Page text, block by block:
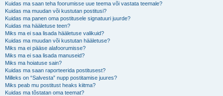
Kuidas ma saan teha foorumisse uue teema või vastata teemale?
Kuidas ma muudan või kustutan postitusi?
Kuidas ma panen oma postitusele signatuuri juurde?
Kuidas ma hääletuse teen?
Miks ma ei saa lisada hääletuse valikuid?
Kuidas ma muudan või kustutan hääletuse?
Miks ma ei pääse alafoorumisse?
Miks ma ei saa lisada manuseid?
Miks ma hoiatuse sain?
Kuidas ma saan raporteerida postitusest?
Milleks on “Salvesta” nupp postitamise juures?
Miks peab mu postitust heaks kiitma?
Kuidas ma tõstatan oma teemat?